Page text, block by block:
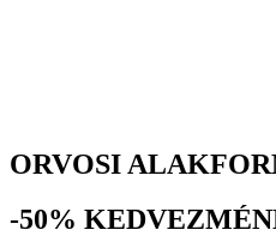
ORVOSI
-50%